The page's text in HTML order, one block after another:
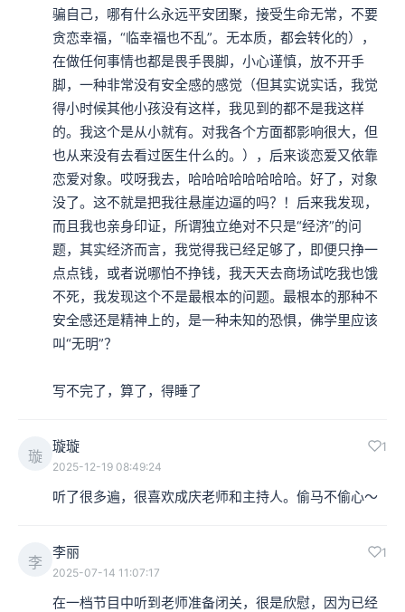
骗自己，哪有什么永远平安团聚，接受生命无常，不要
贪恋幸福，“临幸福也不乱”。无本质，都会转化的），
在做任何事情也都是畏手畏脚，小心谨慎，放不开手
脚，一种非常没有安全感的感觉（但其实说实话，我觉
得小时候其他小孩没有这样，我见到的都不是我这样
的。我这个是从小就有。对我各个方面都影响很大，但
也从来没有去看过医生什么的。），后来谈恋爱又依靠
恋爱对象。哎呀我去，哈哈哈哈哈哈哈哈。好了，对象
没了。这不就是把我往悬崖边逼的吗？！后来我发现，
而且我也亲身印证，所谓独立绝对不只是“经济”的问
题，其实经济而言，我觉得我已经足够了，即便只挣一
点点钱，或者说哪怕不挣钱，我天天去商场试吃我也饿
不死，我发现这个不是最根本的问题。最根本的那种不
安全感还是精神上的，是一种未知的恐惧，佛学里应该
叫“无明”？
写不完了，算了，得睡了
璇
璇璇 1
2025-12-19 08:49:24
听了很多遍，很喜欢成庆老师和主持人。偷马不偷心～
李
李丽 1
2025-07-14 11:07:17
在一档节目中听到老师准备闭关，很是欣慰，因为已经